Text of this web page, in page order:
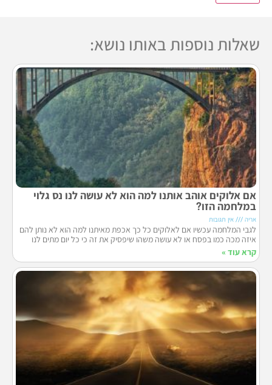
שאלות נוספות באותו נושא:
אם אלוקים אוהב אותנו למה הוא לא עושה לנו נס גלוי
במלחמה הזו?
אריה אין תגובות
לגבי המלחמה עכשיו אם לאלוקים כל כך אכפת מאיתנו למה הוא לא נותן להם
איזה מכה כמו בפסח או לא עושה משהו שיפסיק את זה כי כל יום מתים לנו
קרא עוד »